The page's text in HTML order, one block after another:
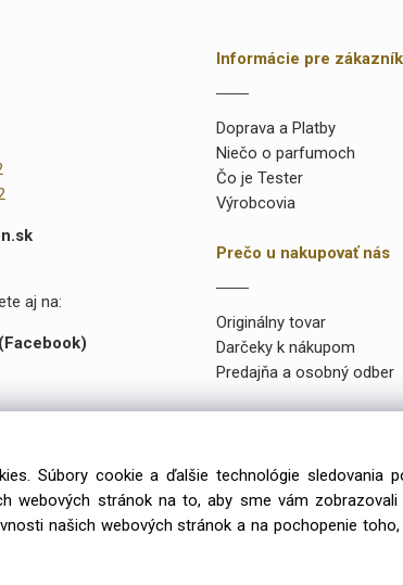
aj na:
Informácie pre
Doprava a Platby
Niečo o parfumoch
Čo je Tester
Výrobcovia
Prečo u nakupovať nás
Originálny tovar
Darčeky k nákupom
Predajňa a osobný odber
15 000 rôznych položiek a vyše 2000 priamo na
u preverených a kvalitných veľkoobchodných
Súbory cookie a ďalšie technológie sledovania
webových stránok na to, aby sme vám
našich webových stránok a na pochopenie